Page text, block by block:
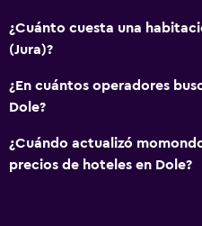
Vista a la montaña
Espacio de almacenamiento
Comedor
¿Cuánto cuesta una
(Jura)?
¿En cuántos operadores
Dole?
¿Cuándo actualizó
precios de hoteles en Dole?